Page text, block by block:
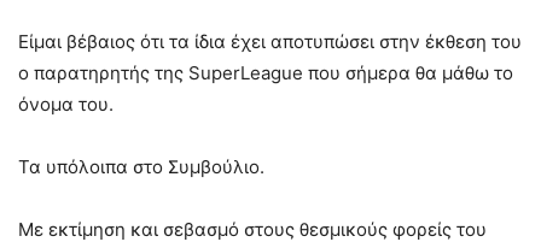
Είμαι βέβαιος ότι τα ίδια έχει αποτυπώσει στην έκθεση του
ο παρατηρητής της SuperLeague που σήμερα θα μάθω το
όνομα του.
Τα υπόλοιπα στο Συμβούλιο.
Με εκτίμηση και σεβασμό στους θεσμικούς φορείς του